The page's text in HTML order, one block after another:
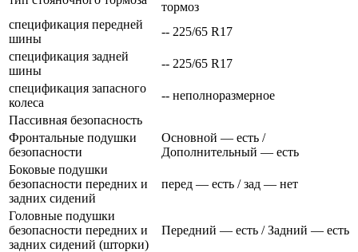
тормоз
спецификация передней
шины
-- 225/65 R17
спецификация задней
шины
-- 225/65 R17
спецификация запасного
колеса
-- неполноразмерное
Пассивная безопасность
Фронтальные подушки
безопасности
Основной — есть /
Дополнительный — есть
Боковые подушки
безопасности передних и
задних сидений
перед — есть / зад — нет
Головные подушки
безопасности передних и
задних сидений (шторки)
Передний — есть / Задний — есть